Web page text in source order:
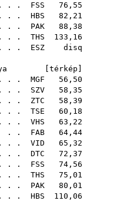
. . FSS 76,55
. . HBS 82,21
. . PAK 88,38
. . THS 133,16
. . ESZ disq
[ térkép
. . MGF 56,50
. . SZV 58,35
. . ZTC 58,39
. . TSE 60,18
. . VHS 63,22
. . FAB 64,44
. . VID 65,32
. . DTC 72,37
. . FSS 74,56
. . THS 75,01
. . PAK 80,01
. . HBS 110,06